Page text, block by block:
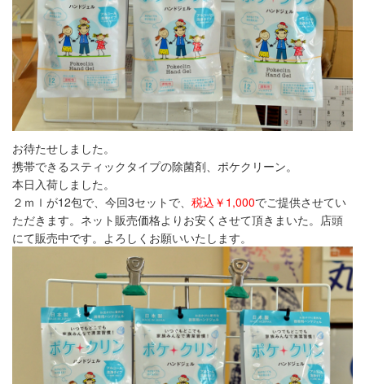
お待たせしました。
携帯できるスティックタイプの除菌剤、ポケクリーン。
本日入荷しました。
２ｍｌが12包で、今回3セットで、 税込￥1,000でご提供させてい
ただきます。ネット販売価格よりお安くさせて頂きまいた。店頭
にて販売中です。よろしくお願いいたします。